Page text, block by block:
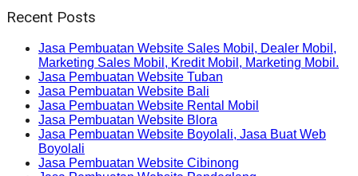
Recent Posts
Jasa Pembuatan Website Sales Mobil, Dealer Mobil,
Marketing Sales Mobil, Kredit Mobil, Marketing Mobil.
Jasa Pembuatan Website Tuban
Jasa Pembuatan Website Bali
Jasa Pembuatan Website Rental Mobil
Jasa Pembuatan Website Blora
Jasa Pembuatan Website Boyolali, Jasa Buat Web
Boyolali
Jasa Pembuatan Website Cibinong